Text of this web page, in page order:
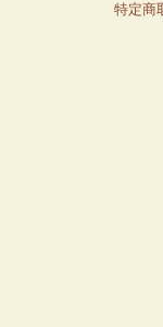
特定商